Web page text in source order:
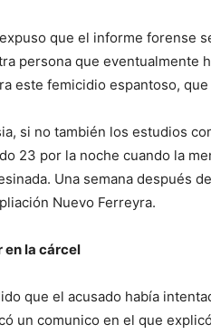
que el informe forense
persona que eventualmente
este femicidio espantoso,
si no también los estudios
23 por la noche cuando la
Una semana después
Nuevo Ferreyra.
en la cárcel
que el acusado había
un comunico en el que